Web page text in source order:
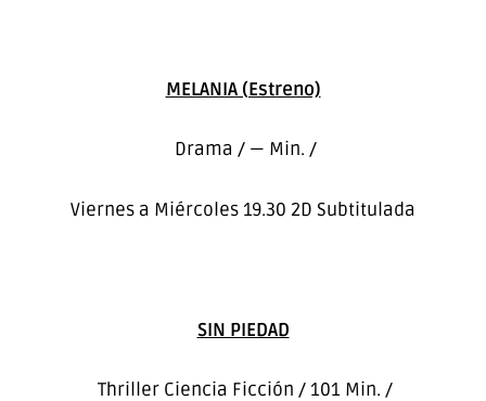
MELANIA (Estreno)
Drama / — Min. /
Viernes a Miércoles 19.30 2D Subtitulada
SIN PIEDAD
Thriller Ciencia Ficción / 101 Min. /